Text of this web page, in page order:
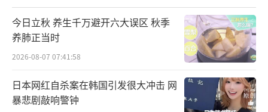
今日立秋 养生千万避开六大误区 秋季
养肺正当时
2026-08-07 07:41:58
日本网红自杀案在韩国引发很大冲击 网
暴悲剧敲响警钟